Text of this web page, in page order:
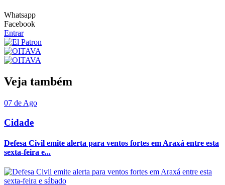
Whatsapp
Facebook
Entrar
Veja também
07 de Ago
Cidade
Defesa Civil emite alerta para ventos fortes em Araxá entre esta
sexta-feira e...